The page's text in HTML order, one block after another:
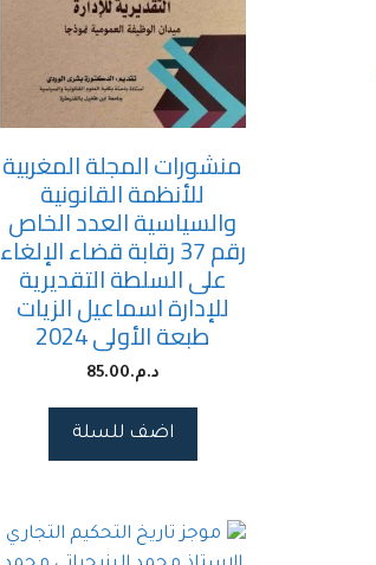
منشورات المجلة المغربية
للأنظمة القانونية
والسياسية العدد الخاص
رقم 37 رقابة قضاء الإلغاء
على السلطة التقديرية
للإدارة اسماعيل الزيات
طبعة الأولى 2024
د.م.85.00
اضف للسلة